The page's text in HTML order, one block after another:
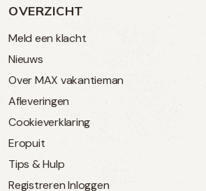
OVERZICHT
Meld een klacht
Nieuws
Over MAX vakantieman
Afleveringen
Cookieverklaring
Eropuit
Tips & Hulp
Registreren Inloggen